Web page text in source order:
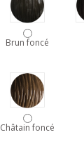
Brun foncé
Châtain foncé